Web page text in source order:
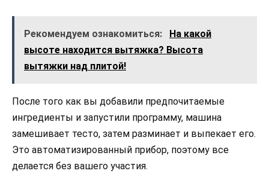
Рекомендуем ознакомиться:
На какой
высоте находится вытяжка? Высота
вытяжки над плитой!
После того как вы добавили предпочитаемые
ингредиенты и запустили программу, машина
замешивает тесто, затем разминает и выпекает его.
Это автоматизированный прибор, поэтому все
делается без вашего участия.